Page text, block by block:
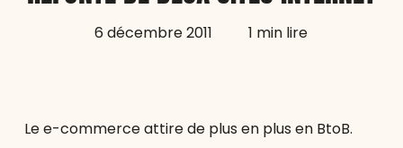
6 décembre 2011 1 min lire
Le e-commerce attire de plus en plus en BtoB.